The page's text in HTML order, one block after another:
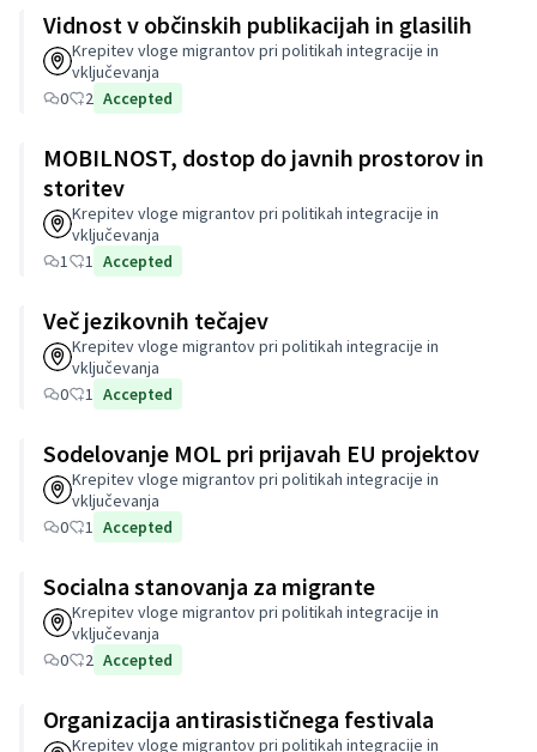
Vidnost v občinskih publikacijah in glasilih
Krepitev vloge migrantov pri politikah integracije in
vključevanja
0
2 Accepted
MOBILNOST, dostop do javnih prostorov in
storitev
Krepitev vloge migrantov pri politikah integracije in
vključevanja
1
1 Accepted
Več jezikovnih tečajev
Krepitev vloge migrantov pri politikah integracije in
vključevanja
0
1 Accepted
Sodelovanje MOL pri prijavah EU projektov
Krepitev vloge migrantov pri politikah integracije in
vključevanja
0
1 Accepted
Socialna stanovanja za migrante
Krepitev vloge migrantov pri politikah integracije in
vključevanja
0
2 Accepted
Organizacija antirasističnega festivala
Krepitev vloge migrantov pri politikah integracije in